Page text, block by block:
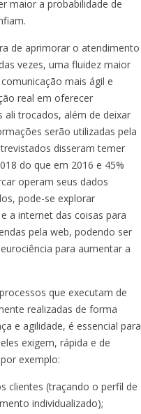
maior a probabilidade de
de aprimorar o atendimento
vezes, uma fluidez maior
mais ágil e
real em oferecer
ali trocados, além de deixar
serão utilizadas pela
disseram temer
do que em 2016 e 45%
operam seus dados
pode-se explorar
a internet das coisas para
pela web, podendo ser
para aumentar a
que executam de
realizadas de forma
e agilidade, é essencial para
exigem, rápida e de
exemplo:
clientes (traçando o perfil de
individualizado);